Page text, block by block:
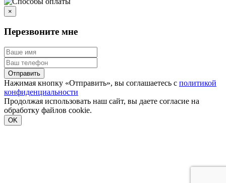
×
Перезвоните мне
Отправить
Нажимая кнопку «Отправить», вы соглашаетесь с политикой
конфиденциальности
Продолжая использовать наш сайт, вы даете согласие на
обработку файлов cookie.
OK